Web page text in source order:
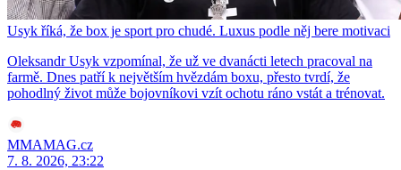
Usyk říká, že box je sport pro chudé. Luxus podle něj bere motivaci
Oleksandr Usyk vzpomínal, že už ve dvanácti letech pracoval na
farmě. Dnes patří k největším hvězdám boxu, přesto tvrdí, že
pohodlný život může bojovníkovi vzít ochotu ráno vstát a trénovat.
MMAMAG.cz
7. 8. 2026, 23:22